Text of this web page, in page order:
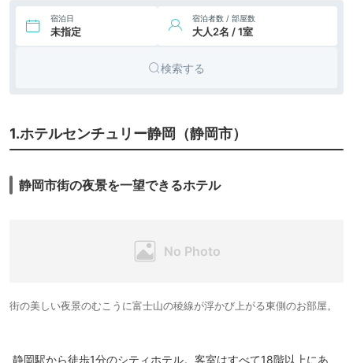
ンビア松風閣
icotto 楽天トラベル
ホテル
オークラアクトシ
10,837円〜 11,000円〜
宿泊日
未指定
宿泊者数 / 部屋数
大人2名 / 1室
検索する
1.ホテルセンチュリー静岡（静岡市）
静岡市街の夜景を一望できるホテル
街の美しい夜景のむこうに富士山の稜線が浮かび上がる東側のお部屋。
静岡駅から徒歩1分のシティホテル。客室はすべて18階以上にあ